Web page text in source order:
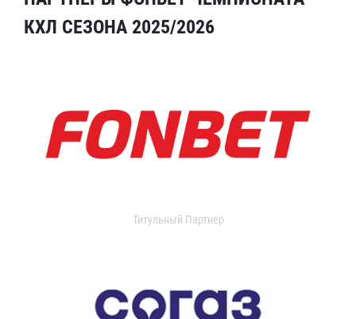
КХЛ СЕЗОНА 2025/2026
Титульный Партнер